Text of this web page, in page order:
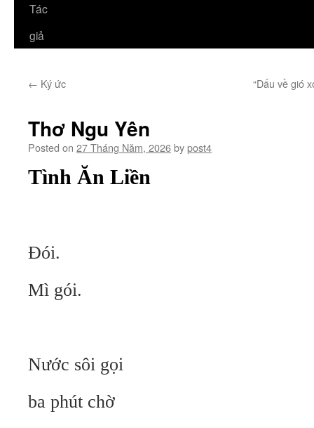
Tác
giả
← Ký ức “Dấu về gió
Thơ Ngu Yên
Posted on 27 Tháng Năm, 2026bypost4
Tình Ăn Liền
Đói.
Mì gói.
Nước sôi gọi
ba phút chờ